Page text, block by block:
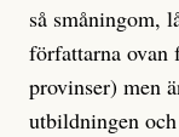
så småningom,
författarna ovan
provinser) men
utbildningen